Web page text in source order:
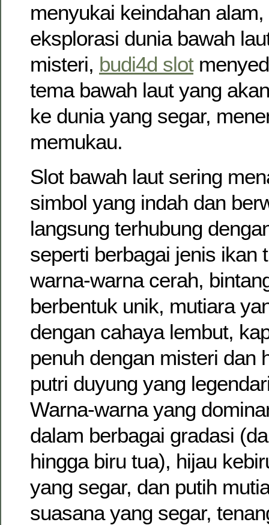
menyukai keindahan
eksplorasi dunia bawah
misteri, budi4d slot
tema bawah laut yang
ke dunia yang segar,
memukau.
Slot bawah laut sering
simbol yang indah dan
langsung terhubung
seperti berbagai jenis ikan
warna-warna cerah,
berbentuk unik, mutiara
dengan cahaya lembut,
penuh dengan misteri dan
putri duyung yang
Warna-warna yang
dalam berbagai gradasi
hingga biru tua), hijau
yang segar, dan putih
suasana yang segar,